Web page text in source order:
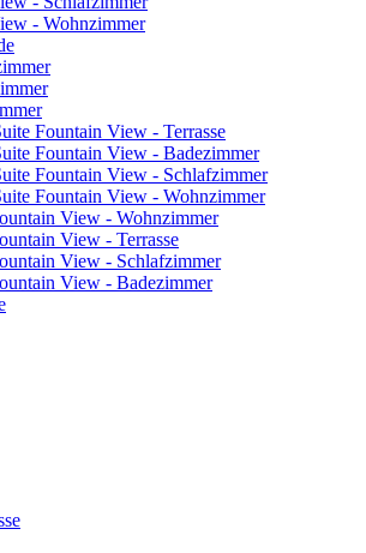
- Wohnzimmer
Fountain View - Terrasse
Fountain View - Badezimmer
Fountain View - Schlafzimmer
Fountain View - Wohnzimmer
View - Wohnzimmer
View - Terrasse
View - Schlafzimmer
View - Badezimmer